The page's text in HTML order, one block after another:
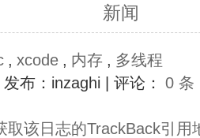
新闻
, xcode , 内存 , 多线程
| 发布：inzaghi | 评论： 0 条
取该日志的TrackBack引用